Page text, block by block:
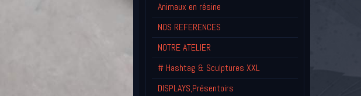
Animaux en résine
NOS REFERENCES
NOTRE ATELIER
# Hashtag & Sculptures XXL
DISPLAYS,Présentoirs